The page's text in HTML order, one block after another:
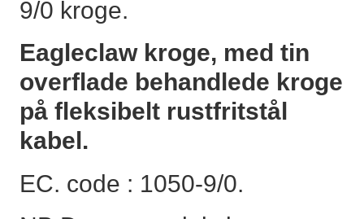
9/0 kroge.
Eagleclaw kroge, med tin
overflade behandlede kroge
på fleksibelt rustfritstål
kabel.
EC. code : 1050-9/0.